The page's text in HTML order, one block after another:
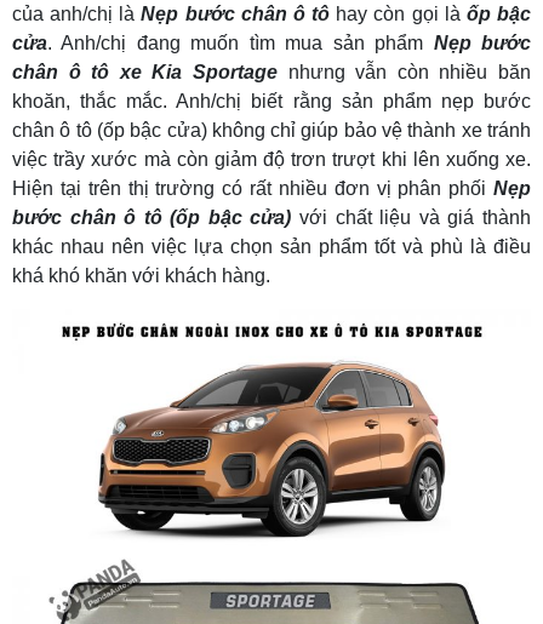
của anh/chị làNẹp bước chân ô tô hay còn gọi là ốp bậc
cửa. Anh/chị đang muốn tìm mua sản phẩm Nẹp bước
chân ô tô xe Kia Sportage nhưng vẫn còn nhiều băn
khoăn, thắc mắc. Anh/chị biết rằng sản phẩm nẹp bước
chân ô tô (ốp bậc cửa) không chỉ giúp bảo vệ thành xe tránh
việc trầy xước mà còn giảm độ trơn trượt khi lên xuống xe.
Hiện tại trên thị trường có rất nhiều đơn vị phân phối Nẹp
bước chân ô tô (ốp bậc cửa) với chất liệu và giá thành
khác nhau nên việc lựa chọn sản phẩm tốt và phù là điều
khá khó khăn với khách hàng.